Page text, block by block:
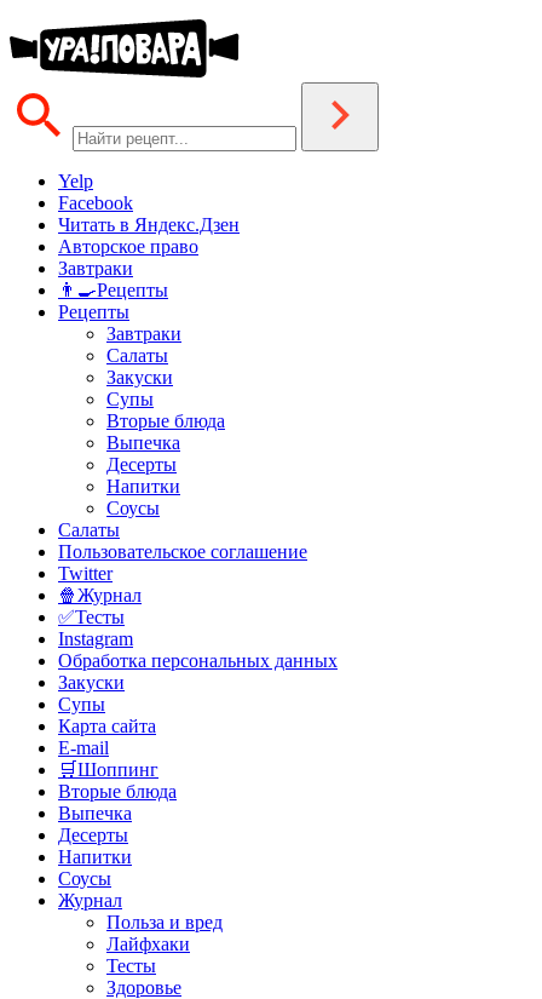
Yelp
Facebook
Читать в Яндекс.Дзен
Авторское право
Завтраки
👨‍🍳Рецепты
Рецепты
Завтраки
Салаты
Закуски
Супы
Вторые блюда
Выпечка
Десерты
Напитки
Соусы
Салаты
Пользовательское соглашение
Twitter
🍿Журнал
✅Тесты
Instagram
Обработка персональных данных
Закуски
Супы
Карта сайта
E-mail
🛒Шоппинг
Вторые блюда
Выпечка
Десерты
Напитки
Соусы
Журнал
Польза и вред
Лайфхаки
Тесты
Здоровье